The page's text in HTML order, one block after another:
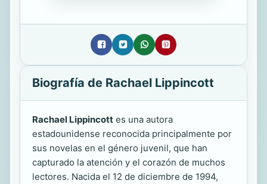
Biografía de Rachael Lippincott
Rachael Lippincott es una autora
estadounidense reconocida principalmente por
sus novelas en el género juvenil, que han
capturado la atención y el corazón de muchos
lectores. Nacida el 12 de diciembre de 1994,